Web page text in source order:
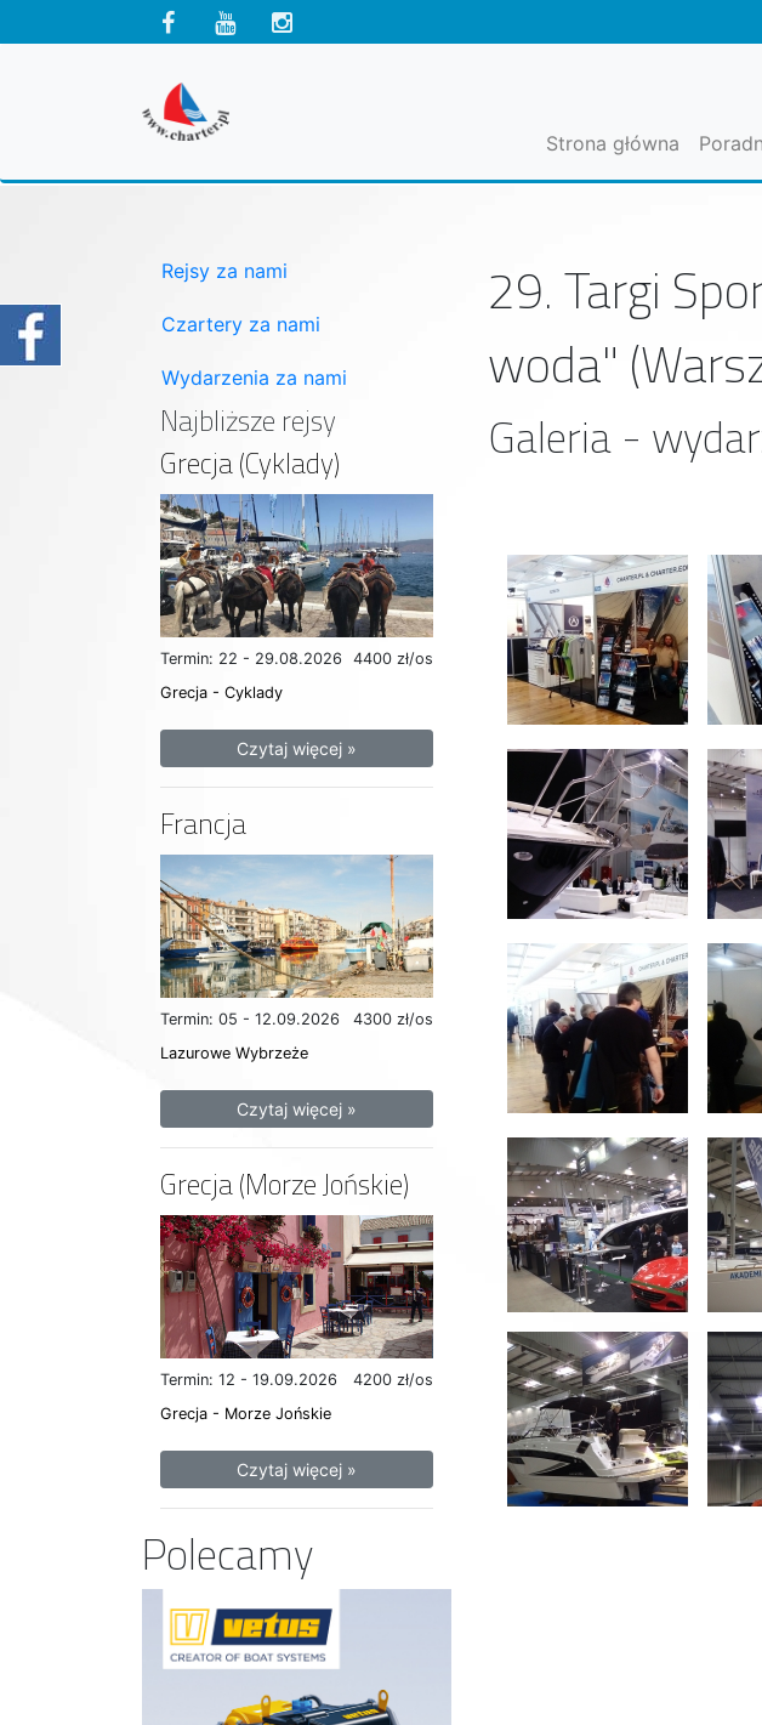
Strona główna
29. Targi
woda"
Galeria -
Rejsy za nami
Czartery za nami
Wydarzenia za nami
Najbliższe rejsy
Grecja (Cyklady)
Termin: 22 - 29.08.2026
4400 zł/os
Grecja - Cyklady
Czytaj więcej »
Francja
Termin: 05 - 12.09.2026
4300 zł/os
Lazurowe Wybrzeże
Czytaj więcej »
Grecja (Morze Jońskie)
Termin: 12 - 19.09.2026
4200 zł/os
Grecja - Morze Jońskie
Czytaj więcej »
Polecamy